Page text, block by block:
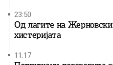
23:50
Од лагите на
хистеријата
11:17